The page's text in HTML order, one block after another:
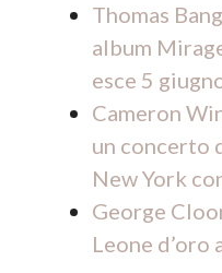
Thomas
album
esce 5
Cameron
un concerto
New York
George
Leone d’oro